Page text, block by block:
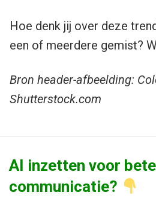
Hoe denk jij over deze
een of meerdere gemist?
Bron header-afbeelding:
Shutterstock.com
AI inzetten voor
communicatie?